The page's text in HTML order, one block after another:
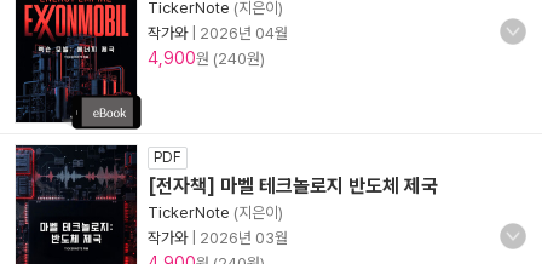
TickerNote (지은이)
작가와| 2026년 04월
4,900원 (240원)
PDF
[전자책] 마벨 테크놀로지 반도체 제국
TickerNote (지은이)
작가와| 2026년 03월